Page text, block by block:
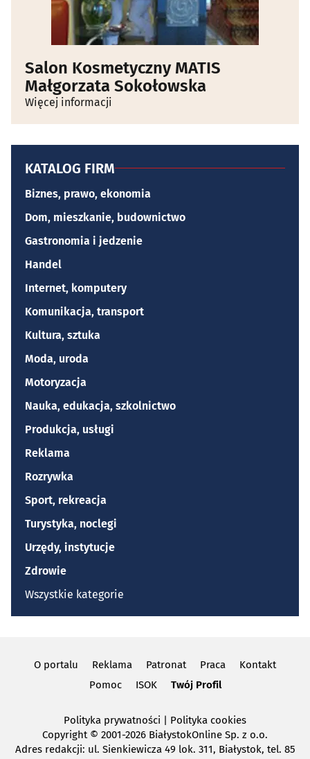
Salon Kosmetyczny MATIS
Małgorzata Sokołowska
Więcej informacji
KATALOG FIRM
Biznes, prawo, ekonomia
Dom, mieszkanie, budownictwo
Gastronomia i jedzenie
Handel
Internet, komputery
Komunikacja, transport
Kultura, sztuka
Moda, uroda
Motoryzacja
Nauka, edukacja, szkolnictwo
Produkcja, usługi
Reklama
Rozrywka
Sport, rekreacja
Turystyka, noclegi
Urzędy, instytucje
Zdrowie
Wszystkie kategorie
O portalu Reklama Patronat Praca
Kontakt
Pomoc
ISOK Twój Profil
Polityka prywatności | Polityka cookies
Copyright © 2001-2026 BiałystokOnline Sp. z o.o.
Adres redakcji: ul. Sienkiewicza 49 lok. 311, Białystok, tel. 85